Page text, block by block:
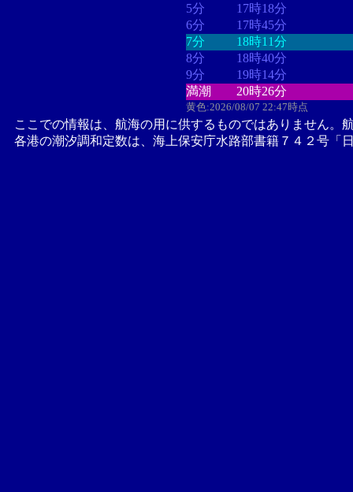
5分
17時18分
6分
17時45分
7分
18時11分
8分
18時40分
9分
19時14分
満潮
20時26分
黄色:2026/08/07 22:47時点
ここでの情報は、航海の用に供するものではありません。
各港の潮汐調和定数は、海上保安庁水路部書籍７４２号「